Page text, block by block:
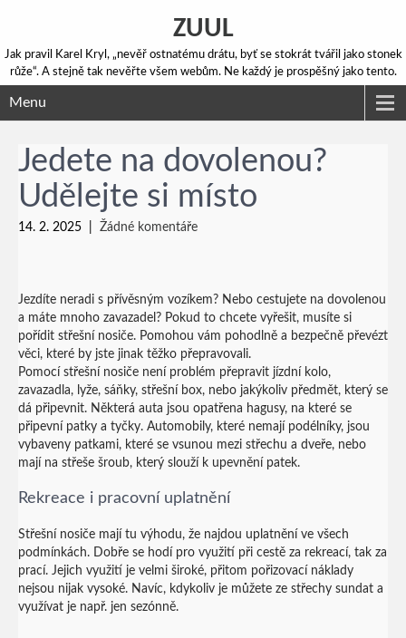
ZUUL
Jak pravil Karel Kryl, „nevěř ostnatému drátu, byť se stokrát tvářil jako stonek
růže“. A stejně tak nevěřte všem webům. Ne každý je prospěšný jako tento.
Menu
Jedete na dovolenou?
Udělejte si místo
14. 2. 2025 Žádné komentáře
Jezdíte neradi s přívěsným vozíkem? Nebo cestujete na dovolenou
a máte mnoho zavazadel? Pokud to chcete vyřešit, musíte si
pořídit střešní nosiče. Pomohou vám pohodlně a bezpečně převézt
věci, které by jste jinak těžko přepravovali.
Pomocí střešní nosiče není problém přepravit jízdní kolo,
zavazadla, lyže, sáňky, střešní box, nebo jakýkoliv předmět, který se
dá připevnit. Některá auta jsou opatřena hagusy, na které se
připevní patky a tyčky. Automobily, které nemají podélníky, jsou
vybaveny patkami, které se vsunou mezi střechu a dveře, nebo
mají na střeše šroub, který slouží k upevnění patek.
Rekreace i pracovní uplatnění
Střešní nosiče mají tu výhodu, že najdou uplatnění ve všech
podmínkách. Dobře se hodí pro využití při cestě za rekreací, tak za
prací. Jejich využití je velmi široké, přitom pořizovací náklady
nejsou nijak vysoké. Navíc, kdykoliv je můžete ze střechy sundat a
využívat je např. jen sezónně.